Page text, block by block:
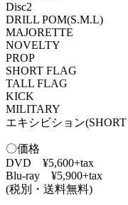
Disc2
DRILL POM(S.M.L)
MAJORETTE
NOVELTY
PROP
SHORT FLAG
TALL FLAG
KICK
MILITARY
エキシビション
〇価格
DVD ¥5,600+tax
Blu-ray ¥5,900+tax
(税別・送料無料)